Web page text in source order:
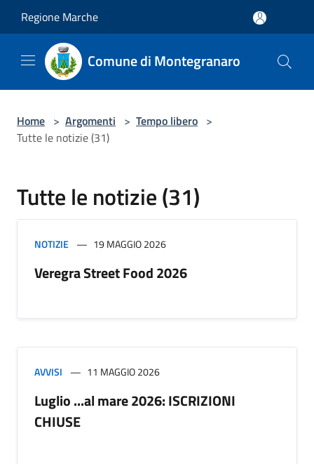
Regione Marche
Comune di Montegranaro
Home > Argomenti > Tempo libero >
Tutte le notizie (31)
Tutte le notizie (31)
NOTIZIE 19 MAGGIO 2026
Veregra Street Food 2026
AVVISI 11 MAGGIO 2026
Luglio ...al mare 2026: ISCRIZIONI
CHIUSE